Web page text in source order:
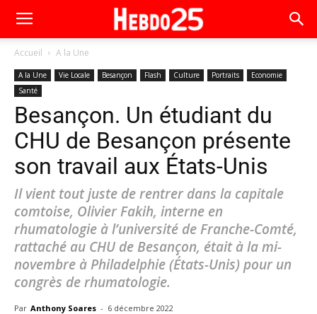
Accueil A la Une
A la Une Vie Locale Besançon Flash Culture Portraits
Economie
Santé
Besançon. Un étudiant du
CHU de Besançon présente
son travail aux États-Unis
Il vient tout juste de rentrer dans la capitale
comtoise, Olivier Fakih, interne en
rhumatologie à l’université de Franche-Comté,
rattaché au CHU de Besançon, était à la mi-
novembre à Philadelphie (États-Unis) pour un
congrès de rhumatologie.
Par Anthony Soares - 6 décembre 2022